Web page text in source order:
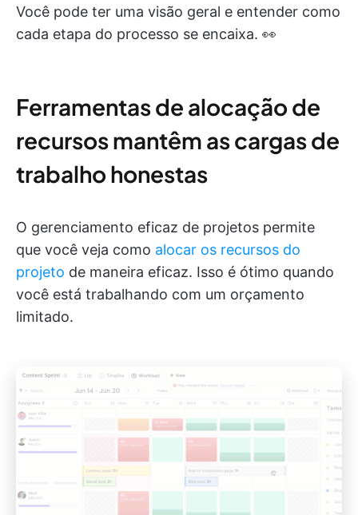
Você pode ter uma visão geral e entender como
cada etapa do processo se encaixa. 👀
Ferramentas de alocação de
recursos mantêm as cargas de
trabalho honestas
O gerenciamento eficaz de projetos permite
que você veja como alocar os recursos do
projeto de maneira eficaz. Isso é ótimo quando
você está trabalhando com um orçamento
limitado.